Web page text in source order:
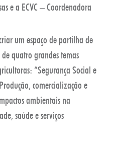
e a ECVC – Coordenadora
um espaço de partilha de
quatro grandes temas
“Segurança Social e
comercialização e
ambientais na
saúde e serviços